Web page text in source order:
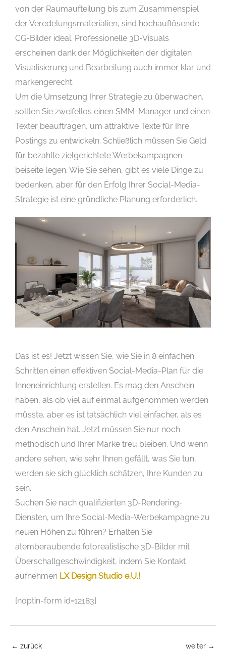
von der Raumaufteilung bis zum Zusammenspiel
der Veredelungsmaterialien, sind hochauflösende
CG-Bilder ideal. Professionelle 3D-Visuals
erscheinen dank der Möglichkeiten der digitalen
Visualisierung und Bearbeitung auch immer klar und
markengerecht.
Um die Umsetzung Ihrer Strategie zu überwachen,
sollten Sie zweifellos einen SMM-Manager und einen
Texter beauftragen, um attraktive Texte für Ihre
Postings zu entwickeln. Schließlich müssen Sie Geld
für bezahlte zielgerichtete Werbekampagnen
beiseite legen. Wie Sie sehen, gibt es viele Dinge zu
bedenken, aber für den Erfolg Ihrer Social-Media-
Strategie ist eine gründliche Planung erforderlich.
Das ist es! Jetzt wissen Sie, wie Sie in 8 einfachen
Schritten einen effektiven Social-Media-Plan für die
Inneneinrichtung erstellen. Es mag den Anschein
haben, als ob viel auf einmal aufgenommen werden
müsste, aber es ist tatsächlich viel einfacher, als es
den Anschein hat. Jetzt müssen Sie nur noch
methodisch und Ihrer Marke treu bleiben. Und wenn
andere sehen, wie sehr Ihnen gefällt, was Sie tun,
werden sie sich glücklich schätzen, Ihre Kunden zu
sein.
Suchen Sie nach qualifizierten 3D-Rendering-
Diensten, um Ihre Social-Media-Werbekampagne zu
neuen Höhen zu führen? Erhalten Sie
atemberaubende fotorealistische 3D-Bilder mit
Überschallgeschwindigkeit, indem Sie Kontakt
aufnehmen LX Design Studio e.U.!
[noptin-form id=12183]
← zurück weiter →